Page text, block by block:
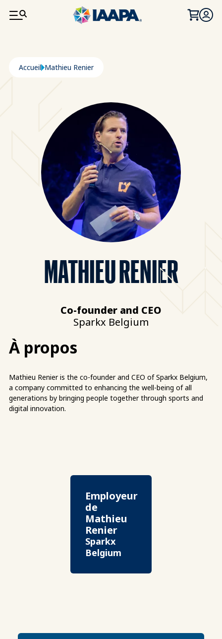
ALLER AU CONTENU PRINCIPAL
Fil d'Ariane
Accueil Mathieu Renier
MATHIEU RENIER
Co-founder and CEO
Sparkx Belgium
À propos
Mathieu Renier is the co-founder and CEO of Sparkx Belgium,
a company committed to enhancing the well-being of all
generations by bringing people together through sports and
digital innovation.
Employeur
de
Mathieu
Renier
Sparkx
Belgium